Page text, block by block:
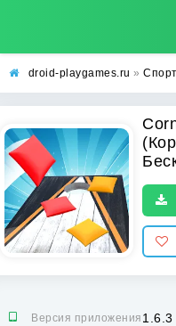
droid-playgames.ru » Спорт
Версия приложения:1.6.3